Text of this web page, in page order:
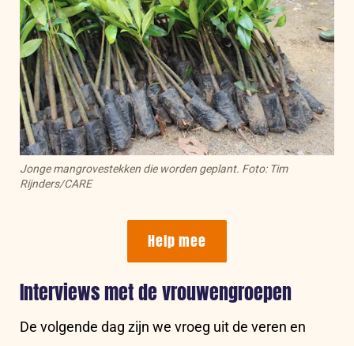
Jonge mangrovestekken die worden geplant. Foto: Tim
Rijnders/CARE
Help mee
Interviews met de vrouwengroepen
De volgende dag zijn we vroeg uit de veren en